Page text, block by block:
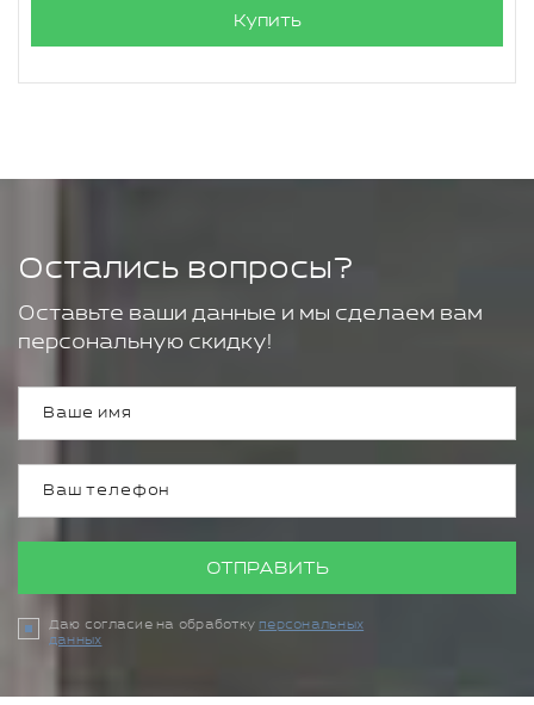
Купить
Остались вопросы?
Оставьте ваши данные и мы сделаем вам
персональную скидку!
ОТПРАВИТЬ
Даю согласие на обработку персональных
данных